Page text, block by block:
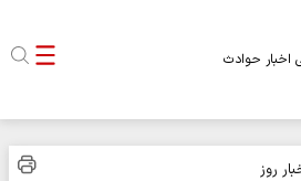
حوادث
روز